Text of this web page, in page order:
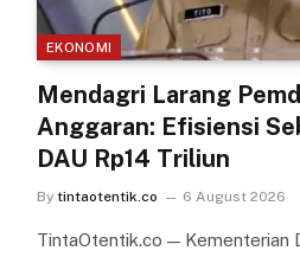
EKONOMI
Mendagri Larang
Anggaran: Efisiensi
DAU Rp14 Triliun
By tintaotentik.co 6 August 2026
TintaOtentik.co — Kementerian